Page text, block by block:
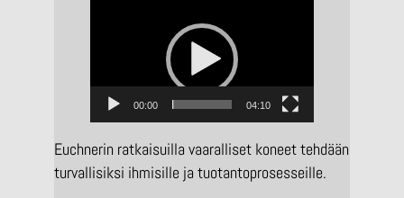
t
o
i
00:00 04:10
Euchnerin ratkaisuilla vaaralliset koneet tehdään
turvallisiksi ihmisille ja tuotantoprosesseille.